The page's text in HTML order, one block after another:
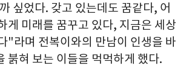
싶었다. 갖고 있는데도 꿈같다, 어
게 미래를 꿈꾸고 있다, 지금은 세상
"라며 전복이와의 만남이 인생을 바
붉혀 보는 이들을 먹먹하게 했다.